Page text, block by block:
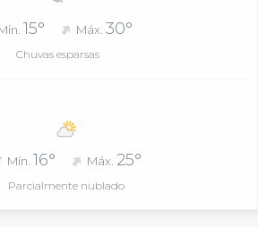
15° Máx. 30°
Chuvas esparsas
Mín. 16° Máx. 25°
Parcialmente nublado